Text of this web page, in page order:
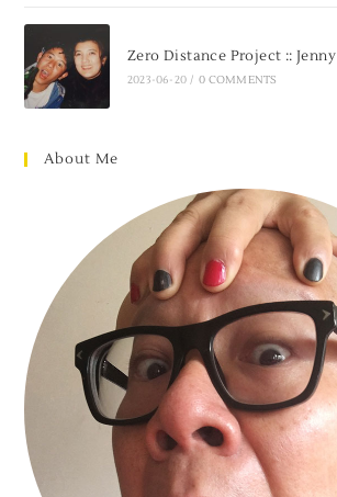
Zero Distance Project :: Jenny
2023-06-20 / 0 COMMENTS
About Me